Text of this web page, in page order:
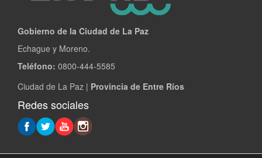
Gobierno de la Ciudad de La Paz
Echague y Moreno.
Teléfono: 0800-444-5585
Ciudad de La Paz | Provincia de Entre Ríos
Redes sociales